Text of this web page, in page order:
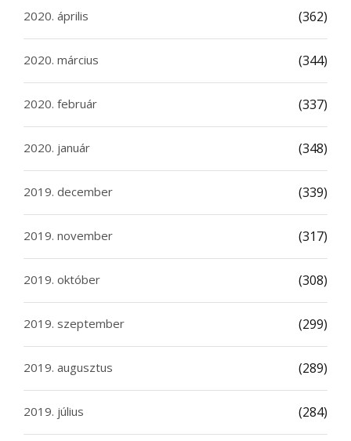
2020. április (362)
2020. március (344)
2020. február (337)
2020. január (348)
2019. december (339)
2019. november (317)
2019. október (308)
2019. szeptember (299)
2019. augusztus (289)
2019. július (284)